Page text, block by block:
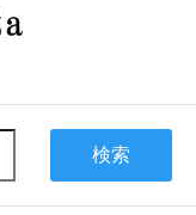
検索